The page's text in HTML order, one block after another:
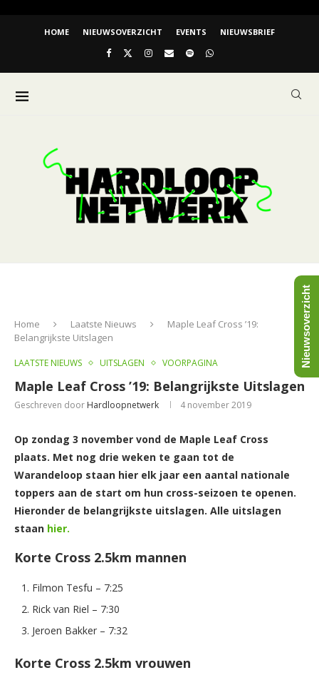
HOME NIEUWSOVERZICHT EVENTS NIEUWSBRIEF
Home Laatste Nieuws
Maple Leaf Cross ’19:
Belangrijkste Uitslagen
LAATSTE NIEUWS UITSLAGEN VOORPAGINA
Maple Leaf Cross ’19: Belangrijkste Uitslagen
Geschreven door Hardloopnetwerk 4 november 2019
Op zondag 3 november vond de Maple Leaf Cross
plaats. Met nog drie weken te gaan tot de
Warandeloop staan hier elk jaar een aantal nationale
toppers aan de start om hun cross-seizoen te openen.
Hieronder de belangrijkste uitslagen. Alle uitslagen
staan hier.
Korte Cross 2.5km mannen
Filmon Tesfu – 7:25
Rick van Riel – 7:30
Jeroen Bakker – 7:32
Korte Cross 2.5km vrouwen
Nieuwsoverzicht